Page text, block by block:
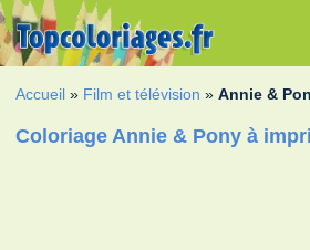
Accueil » Film et télévision »Annie &
Coloriage Annie & Pony à